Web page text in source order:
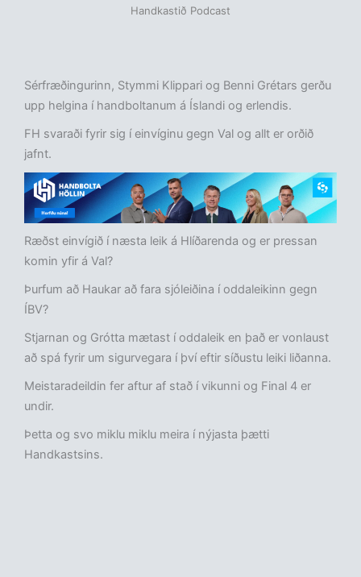
Handkastið Podcast
Sérfræðingurinn, Stymmi Klippari og Benni Grétars gerðu
upp helgina í handboltanum á Íslandi og erlendis.
FH svaraði fyrir sig í einvíginu gegn Val og allt er orðið
jafnt.
Ræðst einvígið í næsta leik á Hlíðarenda og er pressan
komin yfir á Val?
Þurfum að Haukar að fara sjóleiðina í oddaleikinn gegn
ÍBV?
Stjarnan og Grótta mætast í oddaleik en það er vonlaust
að spá fyrir um sigurvegara í því eftir síðustu leiki liðanna.
Meistaradeildin fer aftur af stað í vikunni og Final 4 er
undir.
Þetta og svo miklu miklu meira í nýjasta þætti
Handkastsins.